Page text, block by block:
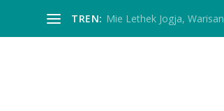
TREN: Mie Lethek Jogja,